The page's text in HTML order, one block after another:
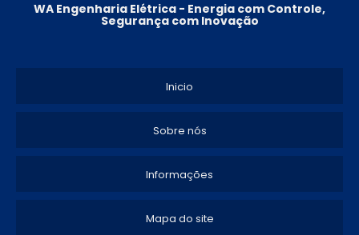
WA Engenharia Elétrica - Energia com Controle,
Segurança com Inovação
Inicio
Sobre nós
Informações
Mapa do site